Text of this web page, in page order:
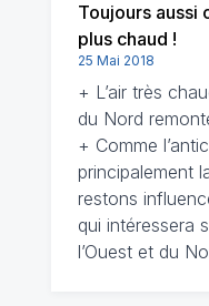
Toujours aussi
plus chaud !
25 Mai 2018
+ L’air très
du Nord
+ Comme
principalement
restons
qui intéressera
l’Ouest et du